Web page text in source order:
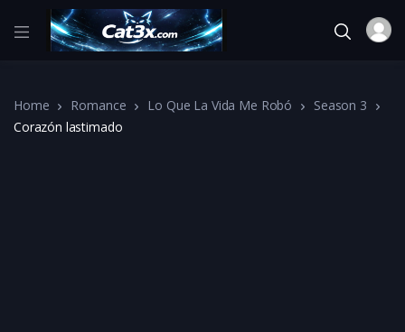
Home Romance Lo Que La Vida Me Robó
Season 3
Corazón lastimado